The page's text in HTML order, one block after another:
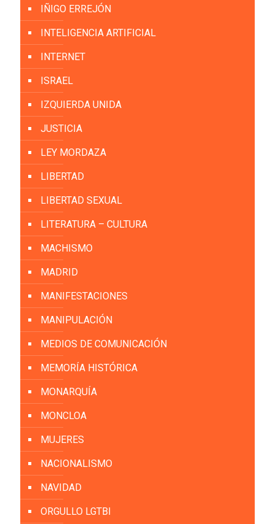
IÑIGO ERREJÓN
INTELIGENCIA ARTIFICIAL
INTERNET
ISRAEL
IZQUIERDA UNIDA
JUSTICIA
LEY MORDAZA
LIBERTAD
LIBERTAD SEXUAL
LITERATURA – CULTURA
MACHISMO
MADRID
MANIFESTACIONES
MANIPULACIÓN
MEDIOS DE COMUNICACIÓN
MEMORÍA HISTÓRICA
MONARQUÍA
MONCLOA
MUJERES
NACIONALISMO
NAVIDAD
ORGULLO LGTBI